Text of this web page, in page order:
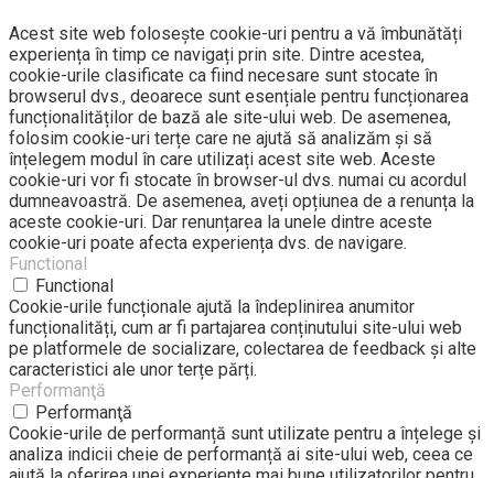
Acest site web folosește cookie-uri pentru a vă îmbunătăți
experiența în timp ce navigați prin site. Dintre acestea,
cookie-urile clasificate ca fiind necesare sunt stocate în
browserul dvs., deoarece sunt esențiale pentru funcționarea
funcționalităților de bază ale site-ului web. De asemenea,
folosim cookie-uri terțe care ne ajută să analizăm și să
înțelegem modul în care utilizați acest site web. Aceste
cookie-uri vor fi stocate în browser-ul dvs. numai cu acordul
dumneavoastră. De asemenea, aveți opțiunea de a renunța la
aceste cookie-uri. Dar renunțarea la unele dintre aceste
cookie-uri poate afecta experiența dvs. de navigare.
Functional
Functional
Cookie-urile funcționale ajută la îndeplinirea anumitor
funcționalități, cum ar fi partajarea conținutului site-ului web
pe platformele de socializare, colectarea de feedback și alte
caracteristici ale unor terțe părți.
Performanţă
Performanţă
Cookie-urile de performanță sunt utilizate pentru a înțelege și
analiza indicii cheie de performanță ai site-ului web, ceea ce